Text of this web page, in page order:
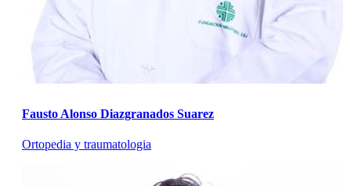
Fausto Alonso Diazgranados Suarez
Ortopedia y traumatologia